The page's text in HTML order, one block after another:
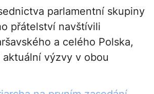
parlamentní skupiny
přátelství navštívili
a celého Polska,
výzvy v obou